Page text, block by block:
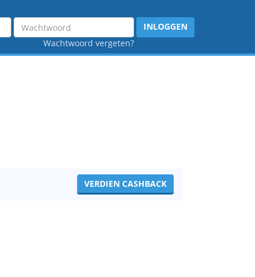
Wachtwoord
Wachtwoord vergeten?
INLOGGEN
VERDIEN CASHBACK